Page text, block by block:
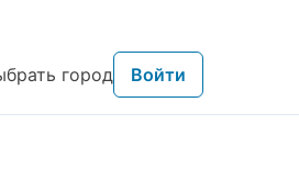
город Войти